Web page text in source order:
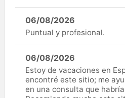
06/08/2026
Puntual y profesional.
06/08/2026
Estoy de vacaciones en
encontré este sitio; me
en una consulta que